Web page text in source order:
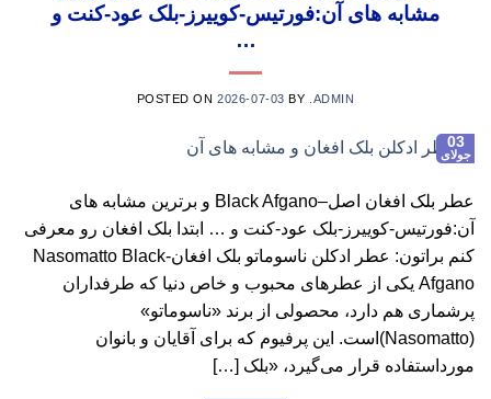
مشابه های آن:فورتیس-کوییرز-بلک عود-کنت و
…
POSTED ON2026-07-03 BY .ADMIN
03
جولای
عطر بلک افغان اصل–Black Afgano و برترین مشابه های
آن:فورتیس-کوییرز-بلک عود-کنت و … ابتدا بلک افغان رو معرفی
کنم براتون: عطر ادکلن ناسوماتو بلک افغان-Nasomatto Black
Afgano یکی از عطرهای محبوب و خاص دنیا که طرفداران
پرشماری هم دارد، محصولی از برند «ناسوماتو»
(Nasomatto)است. این پرفیوم که برای آقایان و بانوان
مورداستفاده قرار می‌گیرد، «بلک […]